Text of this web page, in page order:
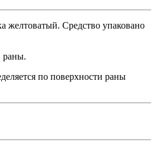
Средство упаковано
раны.
по поверхности раны